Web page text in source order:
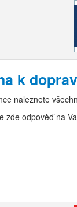
k
naleznete
zde odpověď na